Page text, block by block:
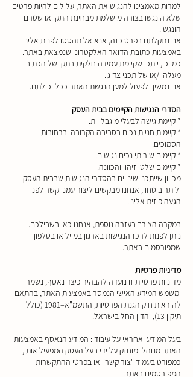
למרות מאמצינו להנגיש את האתר, עלולים להיות פרטים
שלא הונגשו בצורה מושלמת מבחינת התקן או שטרם
הונגשו.
אם נתקלתם בפרט כזה, אנא אל תהססו לפנות אלינו
באמצעות כתובת הדואר האלקטרוני שנמצאת באתר.
כמו כן, ייתכן שקיימת עמידה חלקית בתקן של הכתוב
מעלה ו/או של תכני צד ג'.
אנו נמשיך לפעול למען הנגשת האתר ככל יכולתנו.
הסדרי הנגישות הקיימים בבית העסק
* קיימת גישה לבעלי מוגבלויות.
* קיימות חניות נכים בסביבה הקרובה וברחובות
הסמוכים.
* קיימים שירותי נכים נגישים.
* קיימים שלטי זיהוי והכוונה.
מכיוון שייתכנו שינויים בהסדרי הנגישות שבבית העסק
וליתר ביטחון, אנחנו מבקשים ליצור עמנו קשר לפני
הגעה פיזית אלינו.
במקרה הצורך בעזרה נוספת, אנחנו כאן בשבילכם.
ניתן לפנות לרכז הנגישות בארגון במייל או בטלפון
שמפורסמים באתר.
מדיניות פרטיות
מדיניות פרטיות זו נועדה להבהיר כיצד נאסף, נשמר
ומשמש המידע האישי הנמסר באמצעות האתר, בהתאם
להוראות חוק הגנת הפרטיות, התשמ"א–1981 (כולל
תיקון 13), והדין החל בישראל.
בעל המידע ואחראי על עיבודו: המידע הנאסף באמצעות
האתר מנוהל ומוחזק על ידי בעל העסק המפעיל אותו,
כמפורט בעמוד "צור קשר" או בפרטי ההתקשרות
המפורסמים באתר.